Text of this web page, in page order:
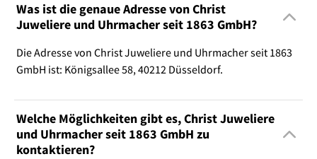
Was ist die genaue Adresse von Christ
Juweliere und Uhrmacher seit 1863 GmbH?
Die Adresse von Christ Juweliere und Uhrmacher seit 1863
GmbH ist: Königsallee 58, 40212 Düsseldorf.
Welche Möglichkeiten gibt es, Christ Juweliere
und Uhrmacher seit 1863 GmbH zu
kontaktieren?